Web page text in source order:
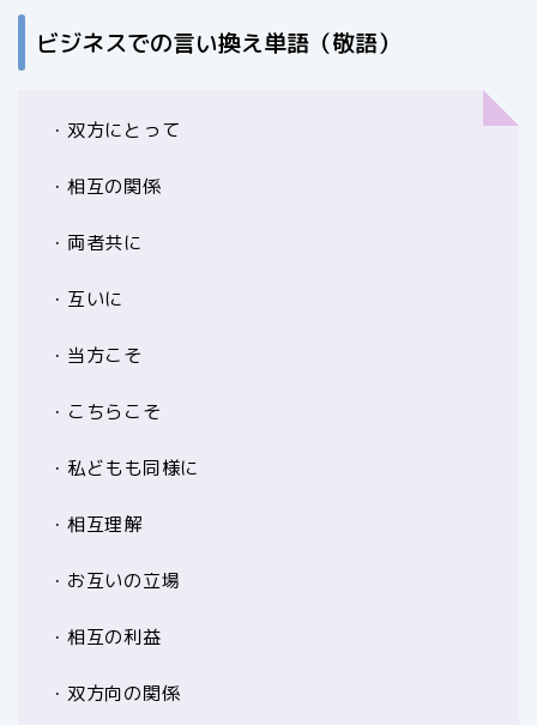
ビジネスでの言い換え単語（敬語）
・双方にとって
・相互の関係
・両者共に
・互いに
・当方こそ
・こちらこそ
・私どもも同様に
・相互理解
・お互いの立場
・相互の利益
・双方向の関係